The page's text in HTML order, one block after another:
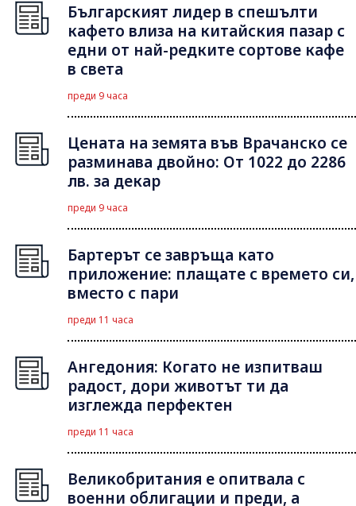
Българският лидер в спешълти
кафето влиза на китайския пазар с
едни от най-редките сортове кафе
в света
преди 9 часа
Цената на земята във Врачанско се
разминава двойно: От 1022 до 2286
лв. за декар
преди 9 часа
Бартерът се завръща като
приложение: плащате с времето си,
вместо с пари
преди 11 часа
Ангедония: Когато не изпитваш
радост, дори животът ти да
изглежда перфектен
преди 11 часа
Великобритания е опитвала с
военни облигации и преди, а